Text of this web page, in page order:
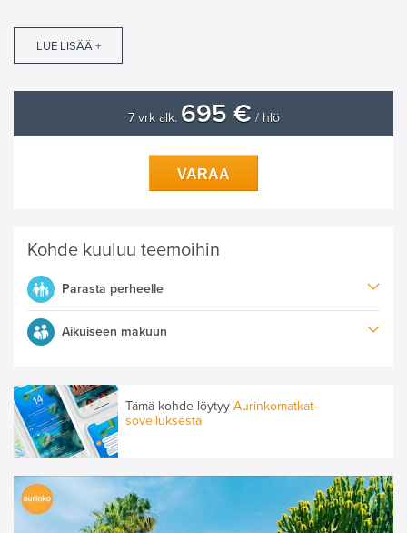
LUE LISÄÄ +
7 vrk alk. 695 € / hlö
VARAA
Kohde kuuluu teemoihin
Parasta perheelle
Aikuiseen makuun
Tämä kohde löytyy Aurinkomatkat-
sovelluksesta